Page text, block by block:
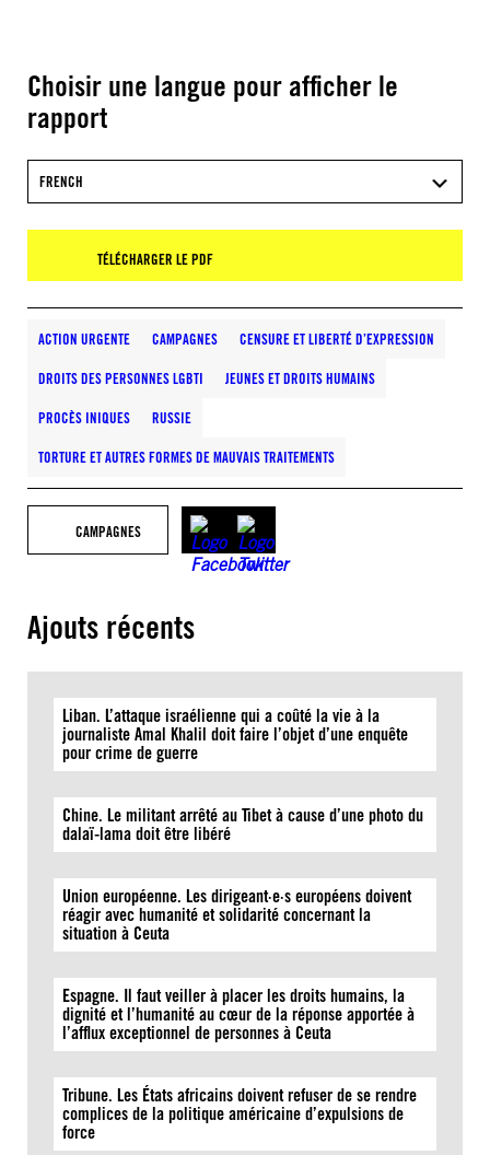
Choisir une langue pour afficher le
rapport
FRENCH
TÉLÉCHARGER LE PDF
ACTION URGENTE CAMPAGNES CENSURE ET LIBERTÉ D’EXPRESSION
DROITS DES PERSONNES LGBTI JEUNES ET DROITS HUMAINS
PROCÈS INIQUES RUSSIE
TORTURE ET AUTRES FORMES DE MAUVAIS TRAITEMENTS
CAMPAGNES
Ajouts récents
Liban. L’attaque israélienne qui a coûté la vie à la
journaliste Amal Khalil doit faire l’objet d’une enquête
pour crime de guerre
Chine. Le militant arrêté au Tibet à cause d’une photo du
dalaï-lama doit être libéré
Union européenne. Les dirigeant·e·s européens doivent
réagir avec humanité et solidarité concernant la
situation à Ceuta
Espagne. Il faut veiller à placer les droits humains, la
dignité et l’humanité au cœur de la réponse apportée à
l’afflux exceptionnel de personnes à Ceuta
Tribune. Les États africains doivent refuser de se rendre
complices de la politique américaine d’expulsions de
force